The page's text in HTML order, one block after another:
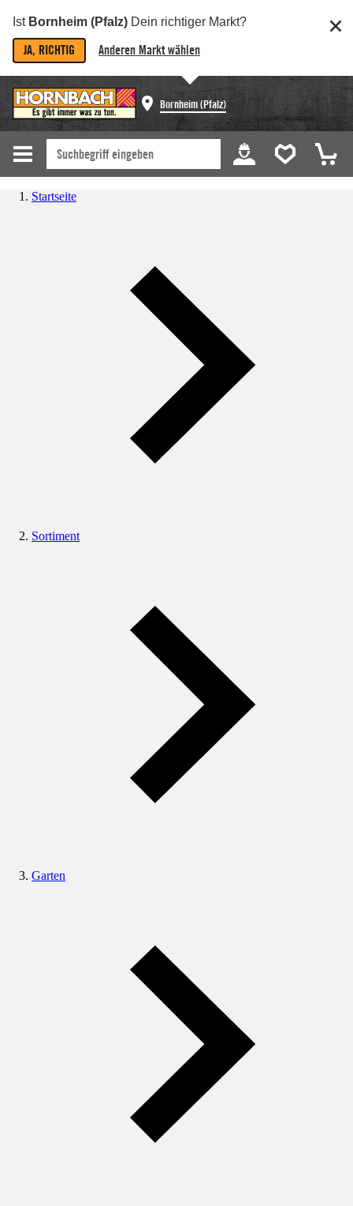
Ist Bornheim (Pfalz) Dein richtiger Markt?
JA, RICHTIG Anderen Markt wählen
Bornheim (Pfalz)
Startseite
Sortiment
Garten